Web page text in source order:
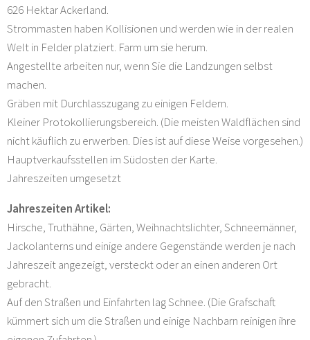
626 Hektar Ackerland.
Strommasten haben Kollisionen und werden wie in der realen
Welt in Felder platziert. Farm um sie herum.
Angestellte arbeiten nur, wenn Sie die Landzungen selbst
machen.
Gräben mit Durchlasszugang zu einigen Feldern.
Kleiner Protokollierungsbereich. (Die meisten Waldflächen sind
nicht käuflich zu erwerben. Dies ist auf diese Weise vorgesehen.)
Hauptverkaufsstellen im Südosten der Karte.
Jahreszeiten umgesetzt
Jahreszeiten Artikel:
Hirsche, Truthähne, Gärten, Weihnachtslichter, Schneemänner,
Jackolanterns und einige andere Gegenstände werden je nach
Jahreszeit angezeigt, versteckt oder an einen anderen Ort
gebracht.
Auf den Straßen und Einfahrten lag Schnee. (Die Grafschaft
kümmert sich um die Straßen und einige Nachbarn reinigen ihre